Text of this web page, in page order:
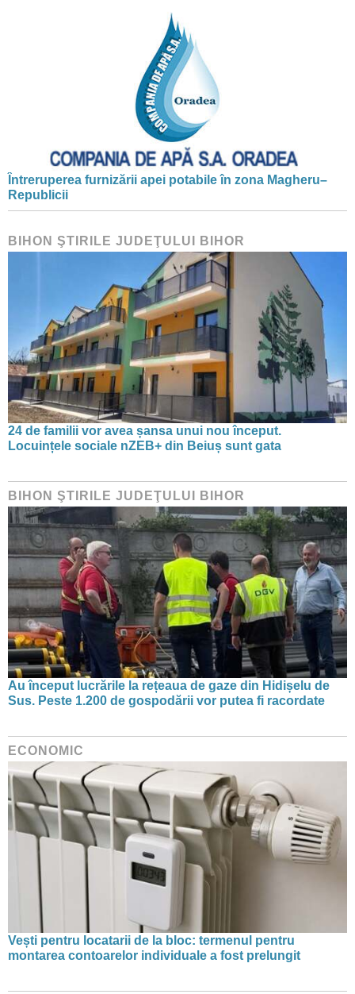
Întreruperea furnizării apei potabile în zona Magheru–
Republicii
BIHON ŞTIRILE JUDEŢULUI BIHOR
24 de familii vor avea șansa unui nou început.
Locuințele sociale nZEB+ din Beiuș sunt gata
BIHON ŞTIRILE JUDEŢULUI BIHOR
Au început lucrările la rețeaua de gaze din Hidișelu de
Sus. Peste 1.200 de gospodării vor putea fi racordate
ECONOMIC
Vești pentru locatarii de la bloc: termenul pentru
montarea contoarelor individuale a fost prelungit